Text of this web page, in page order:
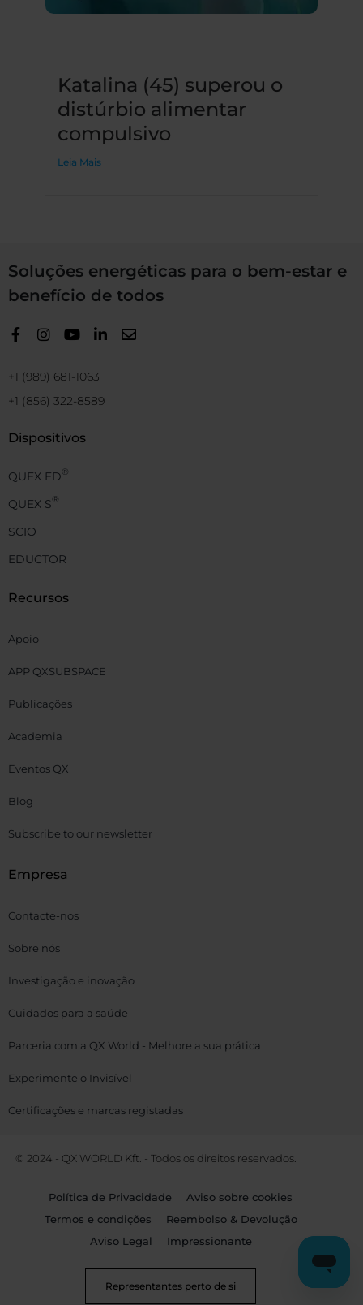
Katalina (45) superou o
distúrbio alimentar
compulsivo
Leia Mais
Soluções energéticas para o bem-estar e
benefício de todos
+1 (989) 681-1063
+1 (856) 322-8589
Dispositivos
QUEX ED®
QUEX S®
SCIO
EDUCTOR
Recursos
Apoio
APP QXSUBSPACE
Publicações
Academia
Eventos QX
Blog
Subscribe to our newsletter
Empresa
Contacte-nos
Sobre nós
Investigação e inovação
Cuidados para a saúde
Parceria com a QX World - Melhore a sua prática
Experimente o Invisível
Certificações e marcas registadas
© 2024 - QX WORLD Kft. - Todos os direitos reservados.
Política de Privacidade
Aviso sobre cookies
Termos e condições
Reembolso & Devolução
Aviso Legal
Impressionante
Representantes perto de si